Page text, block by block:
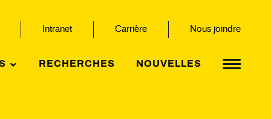
Intranet Carrière Nous joindre
RECHERCHES NOUVELLES